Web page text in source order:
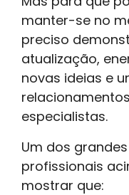
manter-se no
preciso
atualização,
novas ideias e
especialistas.
Um dos
profissionais
mostrar que: